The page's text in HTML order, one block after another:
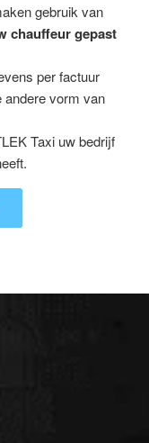
gebruik van
chauffeur gepast
per factuur
andere vorm van
Taxi uw bedrijf